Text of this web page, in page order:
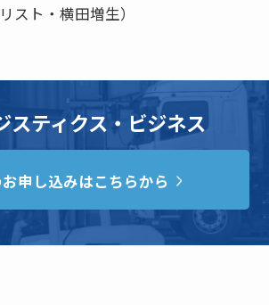
スト・横田増生）
スティクス・ビジネス
申し込みはこちらから